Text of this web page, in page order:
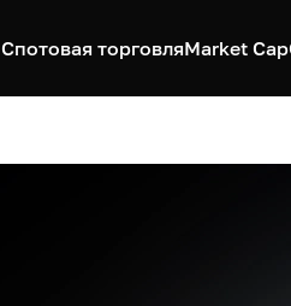
Спотовая торговляMarket Cap